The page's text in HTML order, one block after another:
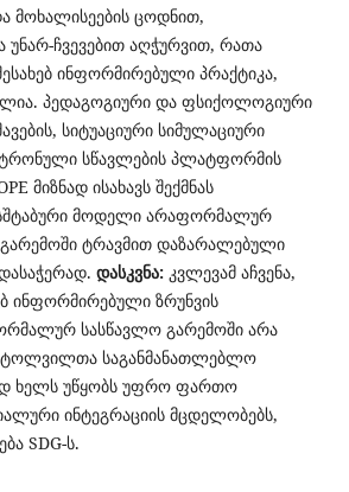
მოხალისეების ცოდნით,
უნარ-ჩვევებით აღჭურვით, რათა
ინფორმირებული პრაქტიკა,
პედაგოგიური და ფსიქოლოგიური
სიტუაციური სიმულაციური
სწავლების პლატფორმის
მიზნად ისახავს შექმნას
მოდელი არაფორმალურ
ტრავმით დაზარალებული
დასკვნა:კვლევამ აჩვენა,
ინფორმირებული ზრუნვის
სასწავლო გარემოში არა
საგანმანათლებლო
ხელს უწყობს უფრო ფართო
ინტეგრაციის მცდელობებს,
SDG-ს.